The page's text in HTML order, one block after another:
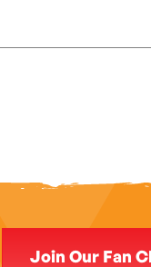
Join Our Fan